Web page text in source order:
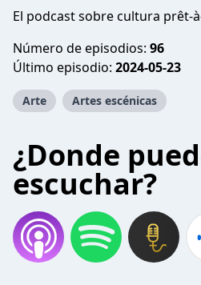
El podcast sobre cultura prêt-
Número de episodios: 96
Último episodio: 2024-05-23
Arte Artes escénicas
¿Donde
escuchar?